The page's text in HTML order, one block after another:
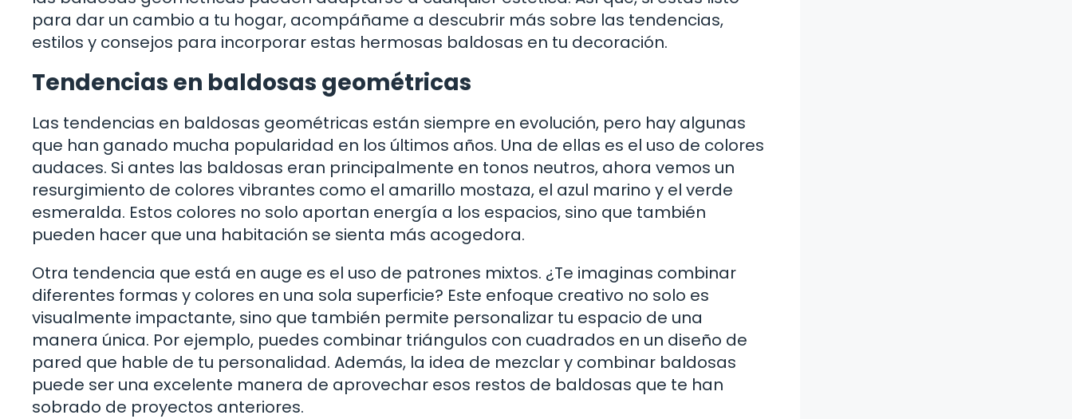
para dar un cambio a tu hogar, acompáñame a descubrir más sobre las tendencias,
estilos y consejos para incorporar estas hermosas baldosas en tu decoración.
Tendencias en baldosas geométricas
Las tendencias en baldosas geométricas están siempre en evolución, pero hay algunas
que han ganado mucha popularidad en los últimos años. Una de ellas es el uso de colores
audaces. Si antes las baldosas eran principalmente en tonos neutros, ahora vemos un
resurgimiento de colores vibrantes como el amarillo mostaza, el azul marino y el verde
esmeralda. Estos colores no solo aportan energía a los espacios, sino que también
pueden hacer que una habitación se sienta más acogedora.
Otra tendencia que está en auge es el uso de patrones mixtos. ¿Te imaginas combinar
diferentes formas y colores en una sola superficie? Este enfoque creativo no solo es
visualmente impactante, sino que también permite personalizar tu espacio de una
manera única. Por ejemplo, puedes combinar triángulos con cuadrados en un diseño de
pared que hable de tu personalidad. Además, la idea de mezclar y combinar baldosas
puede ser una excelente manera de aprovechar esos restos de baldosas que te han
sobrado de proyectos anteriores.